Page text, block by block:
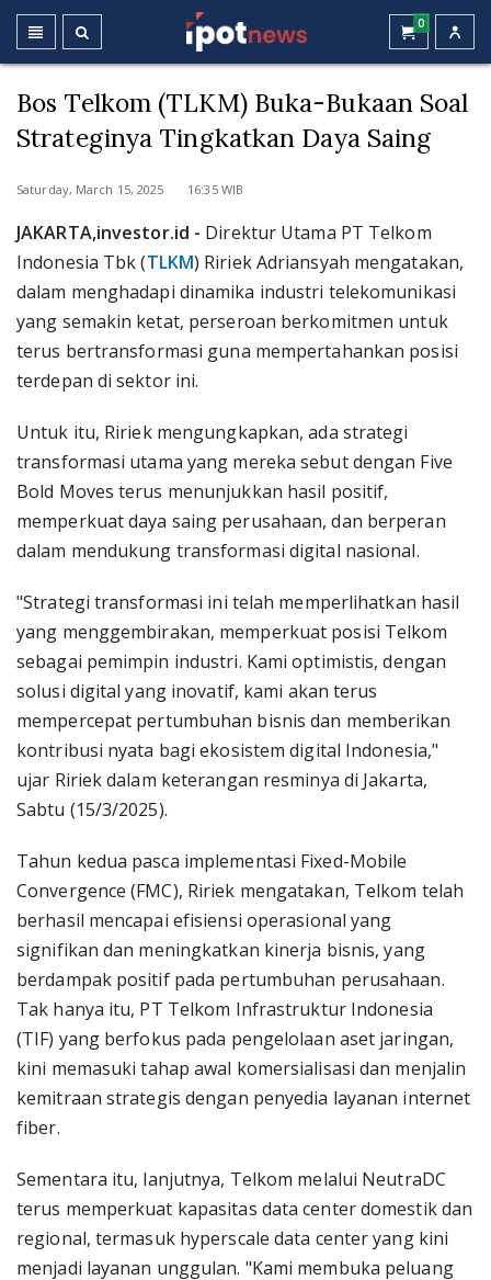
0
Bos Telkom (TLKM) Buka-Bukaan Soal
Strateginya Tingkatkan Daya Saing
Saturday, March 15, 2025 16:35 WIB
JAKARTA,investor.id - Direktur Utama PT Telkom
Indonesia Tbk (TLKM) Ririek Adriansyah mengatakan,
dalam menghadapi dinamika industri telekomunikasi
yang semakin ketat, perseroan berkomitmen untuk
terus bertransformasi guna mempertahankan posisi
terdepan di sektor ini.
Untuk itu, Ririek mengungkapkan, ada strategi
transformasi utama yang mereka sebut dengan Five
Bold Moves terus menunjukkan hasil positif,
memperkuat daya saing perusahaan, dan berperan
dalam mendukung transformasi digital nasional.
"Strategi transformasi ini telah memperlihatkan hasil
yang menggembirakan, memperkuat posisi Telkom
sebagai pemimpin industri. Kami optimistis, dengan
solusi digital yang inovatif, kami akan terus
mempercepat pertumbuhan bisnis dan memberikan
kontribusi nyata bagi ekosistem digital Indonesia,"
ujar Ririek dalam keterangan resminya di Jakarta,
Sabtu (15/3/2025).
Tahun kedua pasca implementasi Fixed-Mobile
Convergence (FMC), Ririek mengatakan, Telkom telah
berhasil mencapai efisiensi operasional yang
signifikan dan meningkatkan kinerja bisnis, yang
berdampak positif pada pertumbuhan perusahaan.
Tak hanya itu, PT Telkom Infrastruktur Indonesia
(TIF) yang berfokus pada pengelolaan aset jaringan,
kini memasuki tahap awal komersialisasi dan menjalin
kemitraan strategis dengan penyedia layanan internet
fiber.
Sementara itu, lanjutnya, Telkom melalui NeutraDC
terus memperkuat kapasitas data center domestik dan
regional, termasuk hyperscale data center yang kini
menjadi layanan unggulan. "Kami membuka peluang